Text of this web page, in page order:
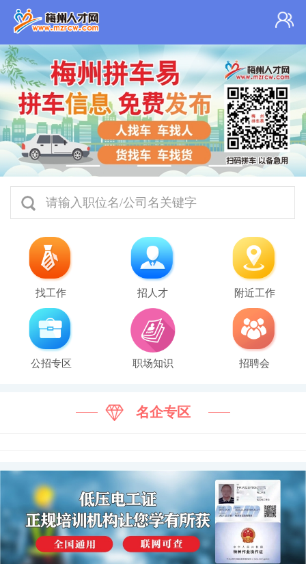
请输入职位名/公司名关键字
找工作 招人才 附近工作
公招专区 职场知识 招聘会
名企专区